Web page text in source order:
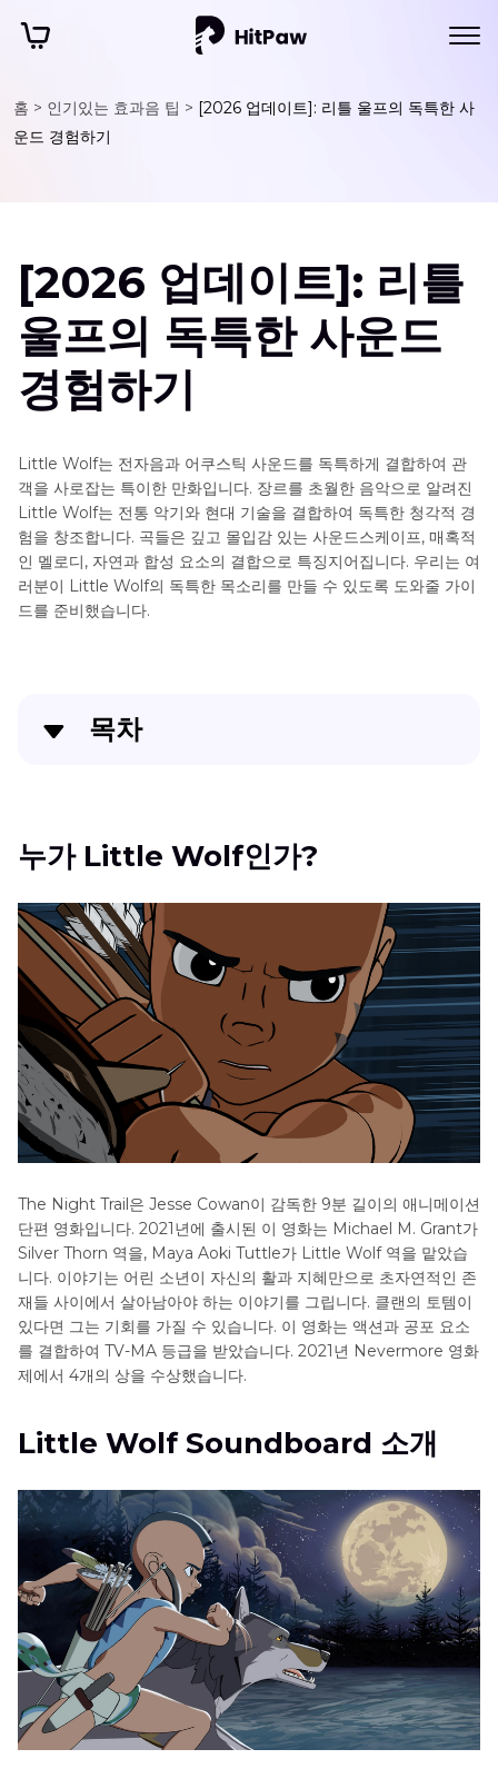
홈 > 인기있는 효과음 팁 > [2026 업데이트]: 리틀 울프의 독특한 사
운드 경험하기
[2026 업데이트]: 리틀
울프의 독특한 사운드
경험하기
Little Wolf는 전자음과 어쿠스틱 사운드를 독특하게 결합하여 관
객을 사로잡는 특이한 만화입니다. 장르를 초월한 음악으로 알려진
Little Wolf는 전통 악기와 현대 기술을 결합하여 독특한 청각적 경
험을 창조합니다. 곡들은 깊고 몰입감 있는 사운드스케이프, 매혹적
인 멜로디, 자연과 합성 요소의 결합으로 특징지어집니다. 우리는 여
러분이 Little Wolf의 독특한 목소리를 만들 수 있도록 도와줄 가이
드를 준비했습니다.
목차
Little Wolf Soundboard 소개
누가 Little Wolf인가?
The Night Trail은 Jesse Cowan이 감독한 9분 길이의 애니메이션
단편 영화입니다. 2021년에 출시된 이 영화는 Michael M. Grant가
Silver Thorn 역을, Maya Aoki Tuttle가 Little Wolf 역을 맡았습
니다. 이야기는 어린 소년이 자신의 활과 지혜만으로 초자연적인 존
재들 사이에서 살아남아야 하는 이야기를 그립니다. 클랜의 토템이
있다면 그는 기회를 가질 수 있습니다. 이 영화는 액션과 공포 요소
를 결합하여 TV-MA 등급을 받았습니다. 2021년 Nevermore 영화
제에서 4개의 상을 수상했습니다.
Little Wolf Soundboard 소개